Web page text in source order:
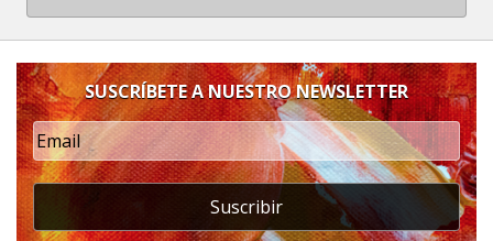
SUSCRÍBETE A NUESTRO NEWSLETTER
Suscribir